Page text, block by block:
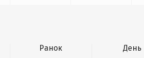
Ранок День